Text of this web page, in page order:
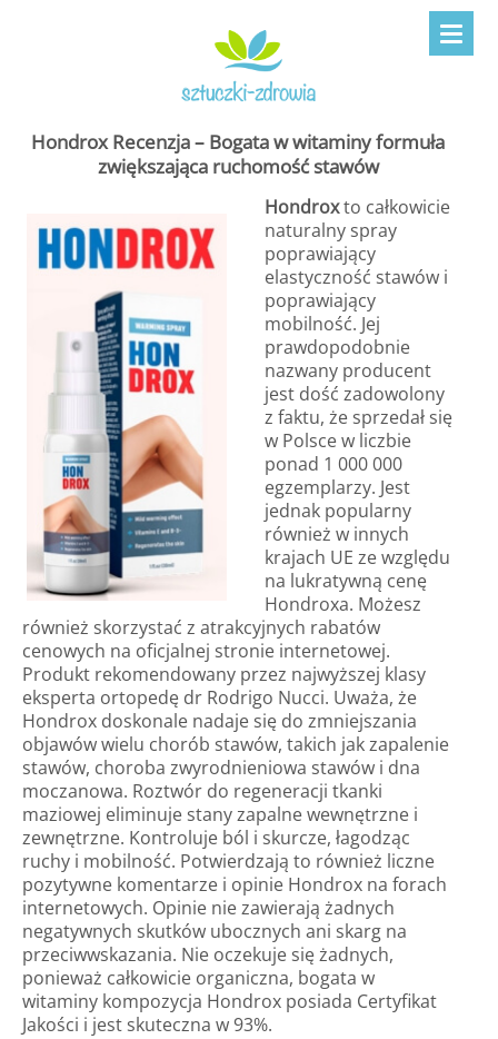
Hondrox Recenzja – Bogata w witaminy formuła
zwiększająca ruchomość stawów
Hondroxto całkowicie
naturalny spray
poprawiający
elastyczność stawów i
poprawiający
mobilność. Jej
prawdopodobnie
nazwany producent
jest dość zadowolony
z faktu, że sprzedał się
w Polsce w liczbie
ponad 1 000 000
egzemplarzy. Jest
jednak popularny
również w innych
krajach UE ze względu
na lukratywną cenę
Hondroxa. Możesz
również skorzystać z atrakcyjnych rabatów
cenowych na oficjalnej stronie internetowej.
Produkt rekomendowany przez najwyższej klasy
eksperta ortopedę dr Rodrigo Nucci. Uważa, że ​​
Hondrox doskonale nadaje się do zmniejszania
objawów wielu chorób stawów, takich jak zapalenie
stawów, choroba zwyrodnieniowa stawów i dna
moczanowa. Roztwór do regeneracji tkanki
maziowej eliminuje stany zapalne wewnętrzne i
zewnętrzne. Kontroluje ból i skurcze, łagodząc
ruchy i mobilność. Potwierdzają to również liczne
pozytywne komentarze i opinie Hondrox na forach
internetowych. Opinie nie zawierają żadnych
negatywnych skutków ubocznych ani skarg na
przeciwwskazania. Nie oczekuje się żadnych,
ponieważ całkowicie organiczna, bogata w
witaminy kompozycja Hondrox posiada Certyfikat
Jakości i jest skuteczna w 93%.